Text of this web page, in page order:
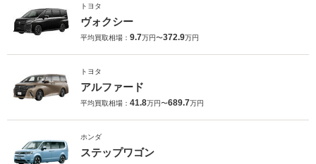
トヨタ
ヴォクシー
平均買取相場： 9.7万円〜372.9万円
トヨタ
アルファード
平均買取相場： 41.8万円〜689.7万円
ホンダ
ステップワゴン